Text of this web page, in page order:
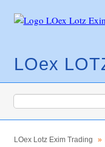
LOex
überspringen
Produkte
LOex Lotz Exim Trading